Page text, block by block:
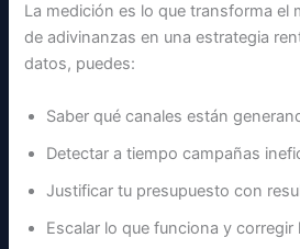
La medición es lo que transforma el
de adivinanzas en una estrategia
datos, puedes:
Saber qué canales están
Detectar a tiempo campañas
Justificar tu presupuesto con
Escalar lo que funciona y corregir